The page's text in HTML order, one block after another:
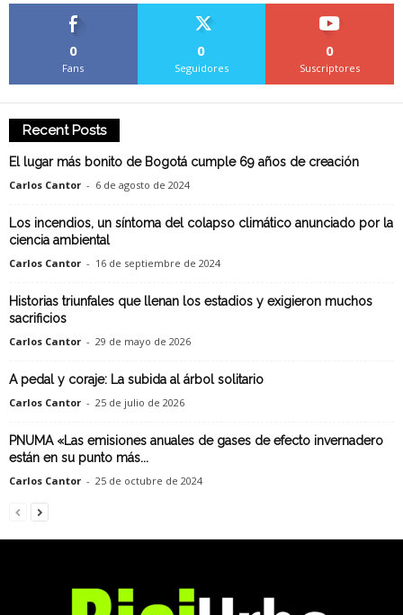
0
Fans
0
Seguidores
0
Suscriptores
Recent Posts
El lugar más bonito de Bogotá cumple 69 años de creación
Carlos Cantor - 6 de agosto de 2024
Los incendios, un síntoma del colapso climático anunciado por la
ciencia ambiental
Carlos Cantor - 16 de septiembre de 2024
Historias triunfales que llenan los estadios y exigieron muchos
sacrificios
Carlos Cantor - 29 de mayo de 2026
A pedal y coraje: La subida al árbol solitario
Carlos Cantor - 25 de julio de 2026
PNUMA «Las emisiones anuales de gases de efecto invernadero
están en su punto más...
Carlos Cantor - 25 de octubre de 2024